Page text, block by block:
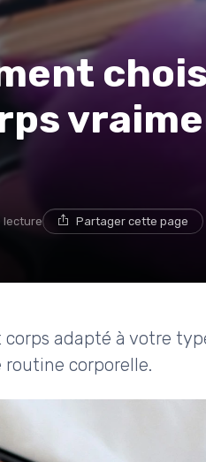
lecture Partager cette page
adapté à votre
corporelle.